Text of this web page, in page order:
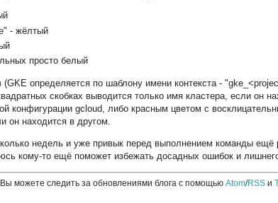
- жёлтый
просто белый
(GKE определяется по шаблону имени контекста -
скобках выводится только имя кластера, если он
конфигурации gcloud, либо красным цветом с
он находится в другом.
недель и уже привык перед выполнением команды ещё
кому-то ещё поможет избежать досадных ошибок и
Вы можете следить за обновлениями блога с помощью Atom/RSSи